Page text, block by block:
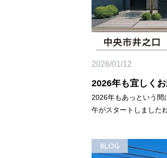
2026/01/12
2026年も宜しくお
2026年もあっという
午がスタートしました
BLOG